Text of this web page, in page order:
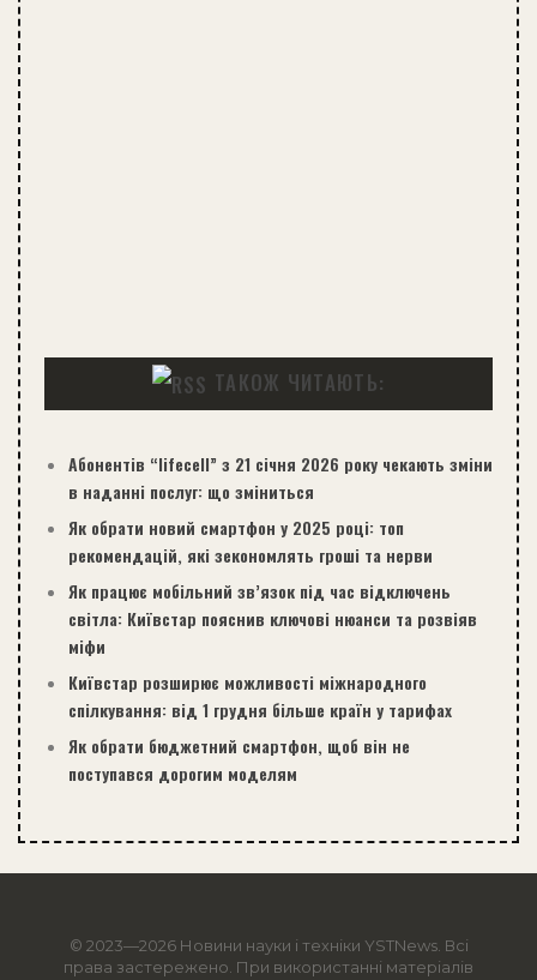
ТАКОЖ ЧИТАЮТЬ:
Абонентів “lifecell” з 21 січня 2026 року чекають зміни
в наданні послуг: що зміниться
Як обрати новий смартфон у 2025 році: топ
рекомендацій, які зекономлять гроші та нерви
Як працює мобільний зв’язок під час відключень
світла: Київстар пояснив ключові нюанси та розвіяв
міфи
Київстар розширює можливості міжнародного
спілкування: від 1 грудня більше країн у тарифах
Як обрати бюджетний смартфон, щоб він не
поступався дорогим моделям
© 2023—2026 Новини науки і техніки YSTNews. Всі
права застережено. При використанні матеріалів